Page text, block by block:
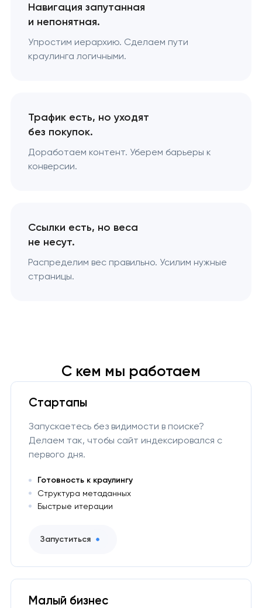
Навигация запутанная
и непонятная.
Упростим иерархию. Сделаем пути
краулинга логичными.
Трафик есть, но уходят
без покупок.
Доработаем контент. Уберем барьеры к
конверсии.
Ссылки есть, но веса
не несут.
Распределим вес правильно. Усилим нужные
страницы.
С кем мы работаем
Стартапы
Запускаетесь без видимости в поиске?
Делаем так, чтобы сайт индексировался с
первого дня.
Готовность к краулингу
Структура метаданных
Быстрые итерации
Запуститься
Малый бизнес